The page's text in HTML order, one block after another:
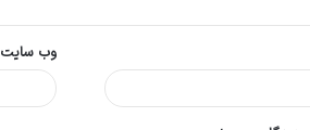
وب‌ سایت